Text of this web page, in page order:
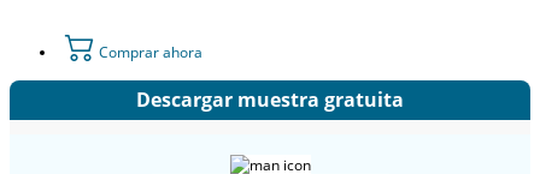
Comprar ahora
Descargar muestra gratuita